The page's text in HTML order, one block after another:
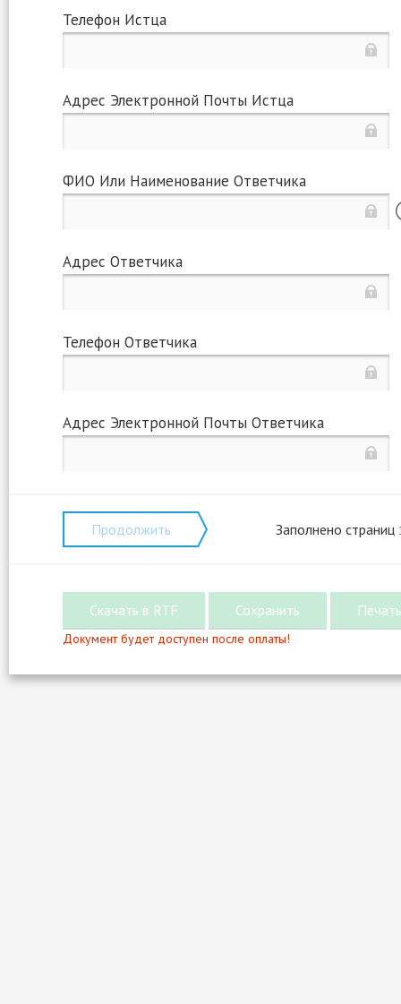
Телефон Истца
Адрес Электронной Почты Истца
ФИО Или Наименование Ответчика
Адрес Ответчика
Телефон Ответчика
Адрес Электронной Почты Ответчика
Продолжить Заполнено страниц
Документ будет доступен после оплаты!